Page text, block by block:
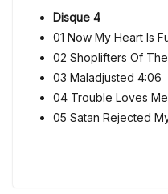
Disque 4
01 Now My Heart Is
02 Shoplifters Of The
03 Maladjusted 4:06
04 Trouble Loves
05 Satan Rejected